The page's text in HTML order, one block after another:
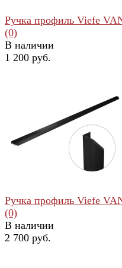
избранное сравнить
Ручка профиль Viefe
(0)
В наличии
1 200 руб.
Ручка профиль Viefe
(0)
В наличии
2 700 руб.